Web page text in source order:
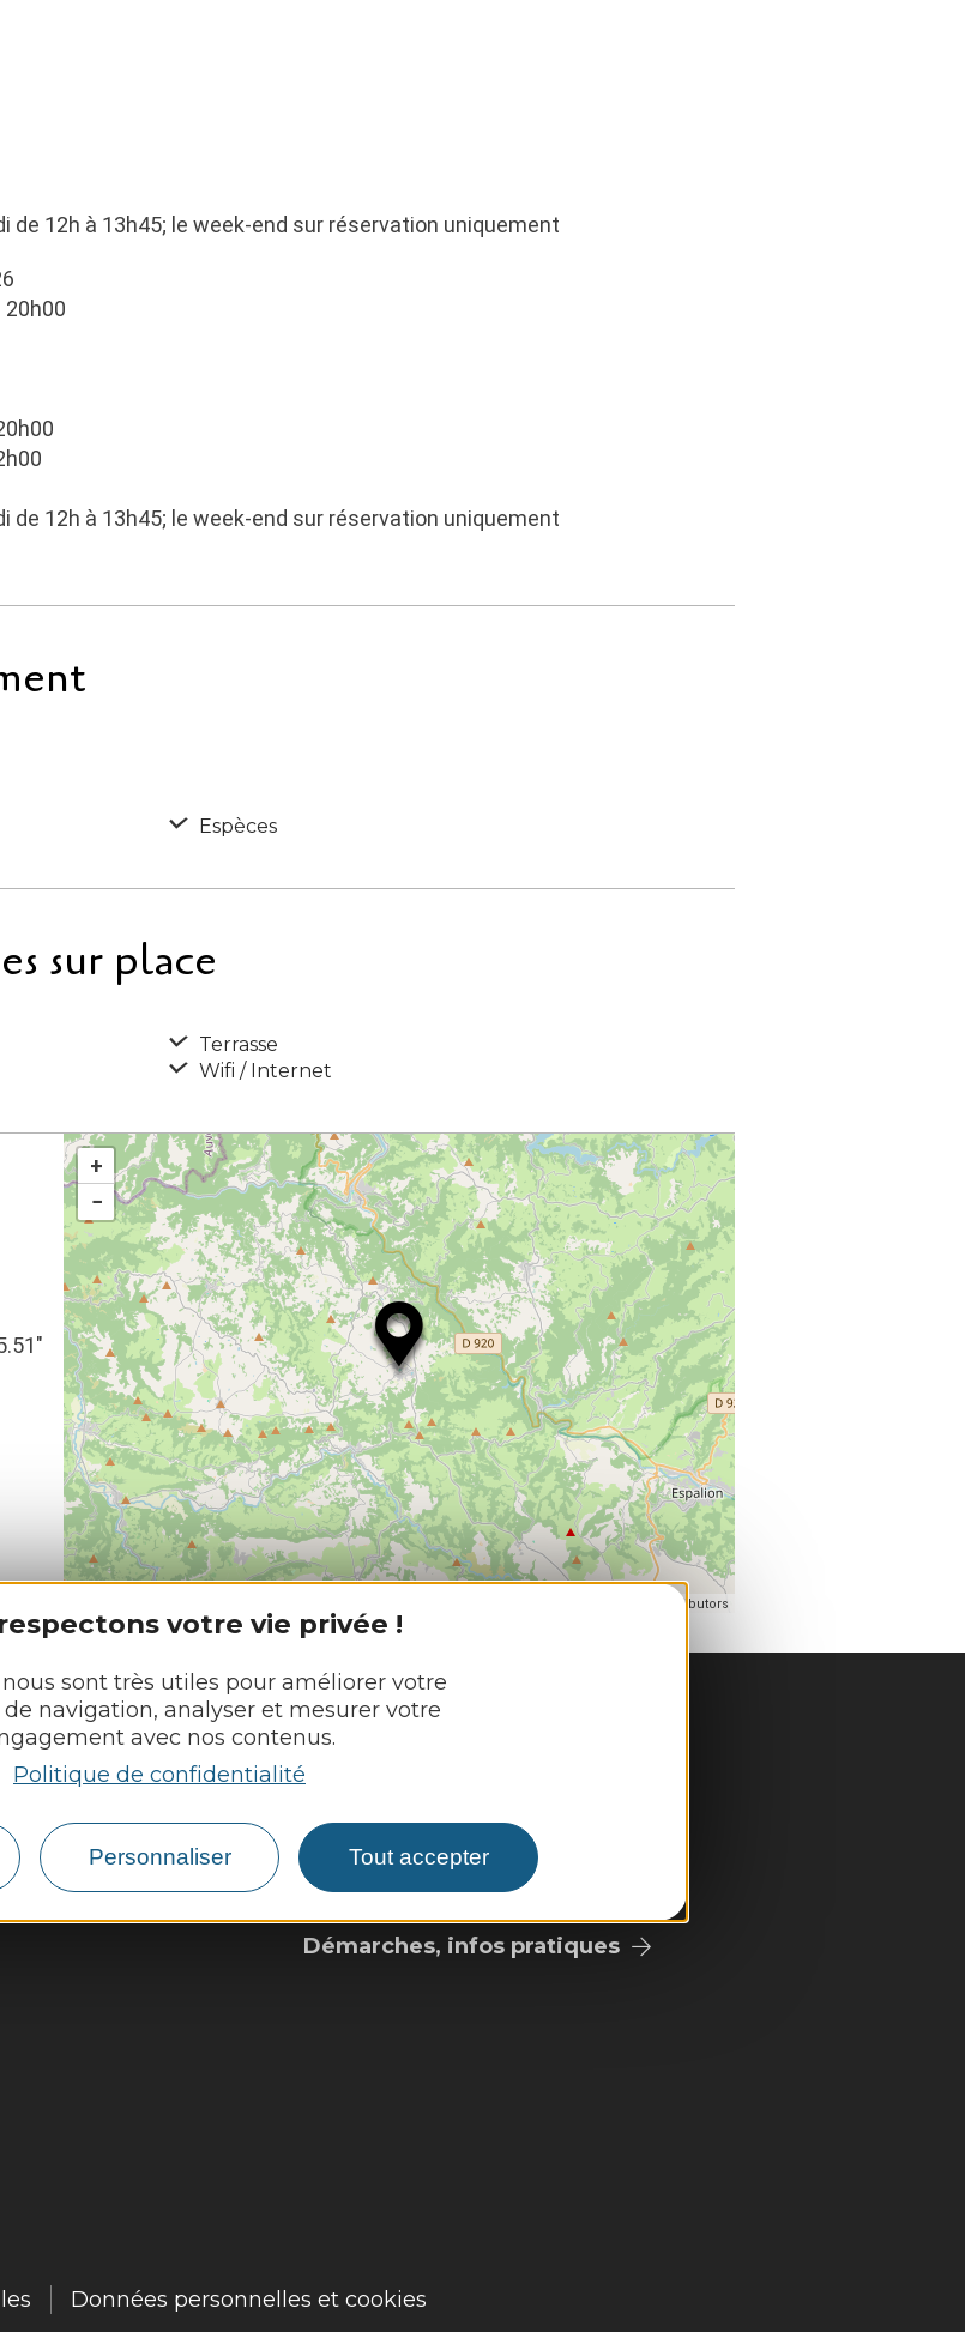
votre vie privée !
nous sont très utiles pour améliorer votre
navigation, analyser et mesurer votre
avec nos contenus.
Politique de confidentialité
Personnaliser Tout accepter
de 12h à 13h45; le week-end sur réservation uniquement
20h00
de 12h à 13h45; le week-end sur réservation uniquement
Espèces
sur place
Terrasse
Wifi / Internet
+
−
OpenStreetMap contributors
Découvrir
Vie municipale
Vie locale
Démarches, infos pratiques
Données personnelles et cookies